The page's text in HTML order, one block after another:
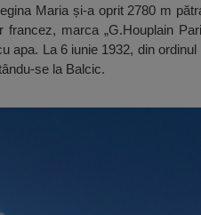
Maria și-a oprit 2780 m
francez, marca „G.Houplain
apa. La 6 iunie 1932, din
se la Balcic.